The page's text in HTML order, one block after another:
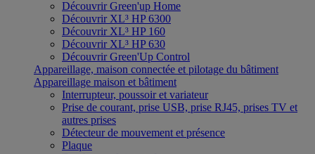
Découvrir Green'up Home
Découvrir XL³ HP 6300
Découvrir XL³ HP 160
Découvrir XL³ HP 630
Découvrir Green'Up Control
Appareillage, maison connectée et pilotage du bâtiment
Appareillage maison et bâtiment
Interrupteur, poussoir et variateur
Prise de courant, prise USB, prise RJ45, prises TV et
autres prises
Détecteur de mouvement et présence
Plaque